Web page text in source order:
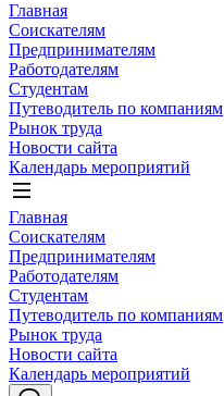
Главная
Соискателям
Предпринимателям
Работодателям
Студентам
Путеводитель по компаниям
Рынок труда
Новости сайта
Календарь мероприятий
Главная
Соискателям
Предпринимателям
Работодателям
Студентам
Путеводитель по компаниям
Рынок труда
Новости сайта
Календарь мероприятий